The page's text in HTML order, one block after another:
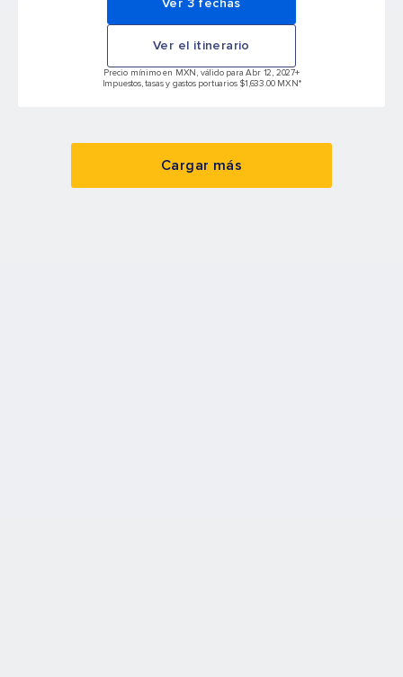
Ver 3 fechas
Ver el itinerario
Precio mínimo en MXN, válido para Abr 12, 2027+
Impuestos, tasas y gastos portuarios $1,633.00 MXN*
Cargar más